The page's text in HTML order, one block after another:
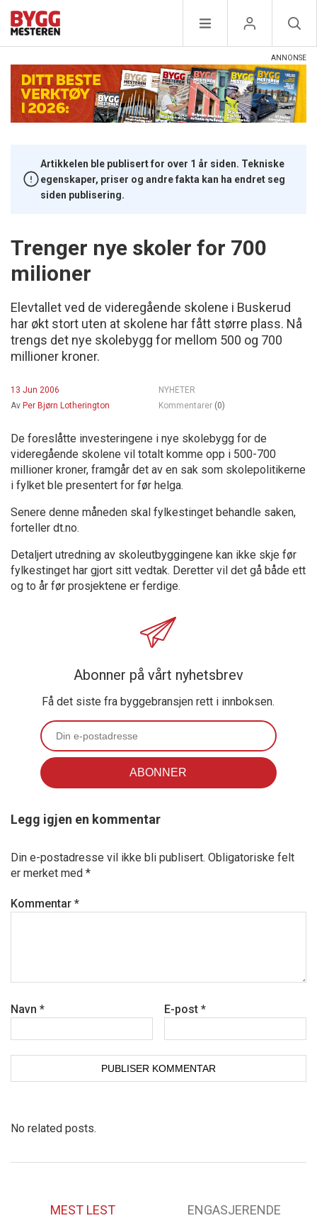
Artikkelen ble publisert for over 1 år siden. Tekniske
egenskaper, priser og andre fakta kan ha endret seg
siden publisering.
Trenger nye skoler for 700
milioner
Elevtallet ved de videregående skolene i Buskerud
har økt stort uten at skolene har fått større plass. Nå
trengs det nye skolebygg for mellom 500 og 700
millioner kroner.
13 Jun 2006
NYHETER
Av Per Bjørn Lotherington Kommentarer (0)
De foreslåtte investeringene i nye skolebygg for de
videregående skolene vil totalt komme opp i 500-700
millioner kroner, framgår det av en sak som skolepolitikerne
i fylket ble presentert for før helga.
Senere denne måneden skal fylkestinget behandle saken,
forteller dt.no.
Detaljert utredning av skoleutbyggingene kan ikke skje før
fylkestinget har gjort sitt vedtak. Deretter vil det gå både ett
og to år før prosjektene er ferdige.
Abonner på vårt nyhetsbrev
Få det siste fra byggebransjen rett i innboksen.
Legg igjen en kommentar
Din e-postadresse vil ikke bli publisert. Obligatoriske felt
er merket med *
Kommentar *
Navn * E-post*
No related posts.
MEST LEST ENGASJERENDE